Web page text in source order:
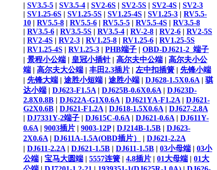
| SV3.5-5 | SV3.5-4 | SV2-6S | SV2-5S | SV2-4S | SV2-3
| SV1.25-6S | SV1.25-5S | SV1.25-4S | SV1.25-3 | RV5.5-
10 | RV5.5-8 | RV5.5-6 | RV5.5-5 | RV5.5-4S | RV3.5-8
| RV3.5-6 | RV3.5-5S | RV3.5-4 | RV-2-8 | RV2-6 | RV2-5S
| RV2-4S | RV2-3 | RV1.25-8 | RV1.25-6 | RV1.25-5S
| RV1.25-4S | RV1.25-3 | PHB端子 | OBD-DJ621-2_端子
| 景程小公端 | 皇冠小插针| 高尔夫中公端 | 高尔夫小公
端 | 高尔夫大公端 | 丰田2.3插片 | 左中扣插簧 | 先锋小端
| 先锋大端 | 途胜小短端 | 途胜小端 | DJ628-1.5X0.6A | 骐
达小端 | DJ623-F1.5A | DJ625B-0.6X0.6A | DJ623D-
2.8X0.8B | DJ622A-G1X0.6A | DJ621YA-F1.2A | DJ621-
G2X0.6B | DJ621-F1.2A | DJ618-1.5X0.6A | DJ627-2.8A
| DJ7331Y-2端子 | DJ615C-0.6A | DJ621-0.6A | DJ611Y-
0.6A | 9003插片 | 9003-12P| DJ214B-1.5B | DJ623-
2X0.6A | DJ611A-1.5A(OBD插片） | DJ621-2.2A
| DJ611-2.2A | DJ621-1.5B | DJ611-1.5B | 03小母端 | 03小
公端 | 宝马大圆端 | 5557连簧 | 4.8插片 | 01大母端 | 01大